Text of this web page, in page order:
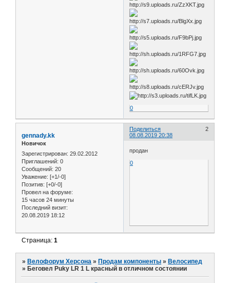
0
Поделиться
2
08.08.2019 20:38
gennady.kk
Новичок
Зарегистрирован: 29.02.2012
Приглашений: 0
Сообщений: 20
Уважение: [+1/-0]
Позитив: [+0/-0]
Провел на форуме:
15 часов 24 минуты
Последний визит:
20.08.2019 18:12
продан
0
Страница:1
» Велофорум Херсона » Продам компоненты » Велосипед
» Беговел Puky LR 1 L красный в отличном состоянии